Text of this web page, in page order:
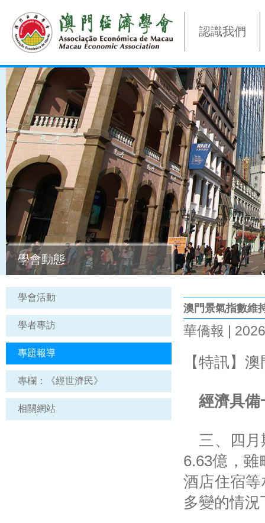
認識我們
學會動態
學會活動
學者專訪
專題報導
專欄：《經世濟民》
相關網站
澳門景氣指數維
華僑報 |
【特訊】
經濟具備
三、四月
6.63億，
酒店住宿
多變的情